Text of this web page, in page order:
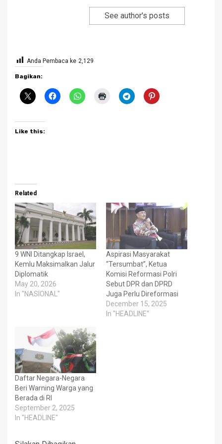
See author's posts
Anda Pembaca ke 2,129
Bagikan:
Like this:
Related
9 WNI Ditangkap Israel,
Kemlu Maksimalkan Jalur
Diplomatik
May 20, 2026
In "NASIONAL"
Aspirasi Masyarakat
“Tersumbat”, Ketua
Komisi Reformasi Polri
Sebut DPR dan DPRD
Juga Perlu Direformasi
December 15, 2025
In "HEADLINE"
Daftar Negara-Negara
Beri Warning Warga yang
Berada di RI
September 2, 2025
In "HEADLINE"